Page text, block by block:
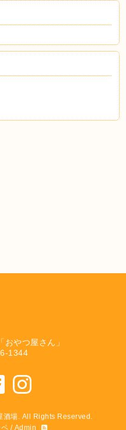
やつ屋さん」
1344
酒場. All Rights Reserved.
/ Admin